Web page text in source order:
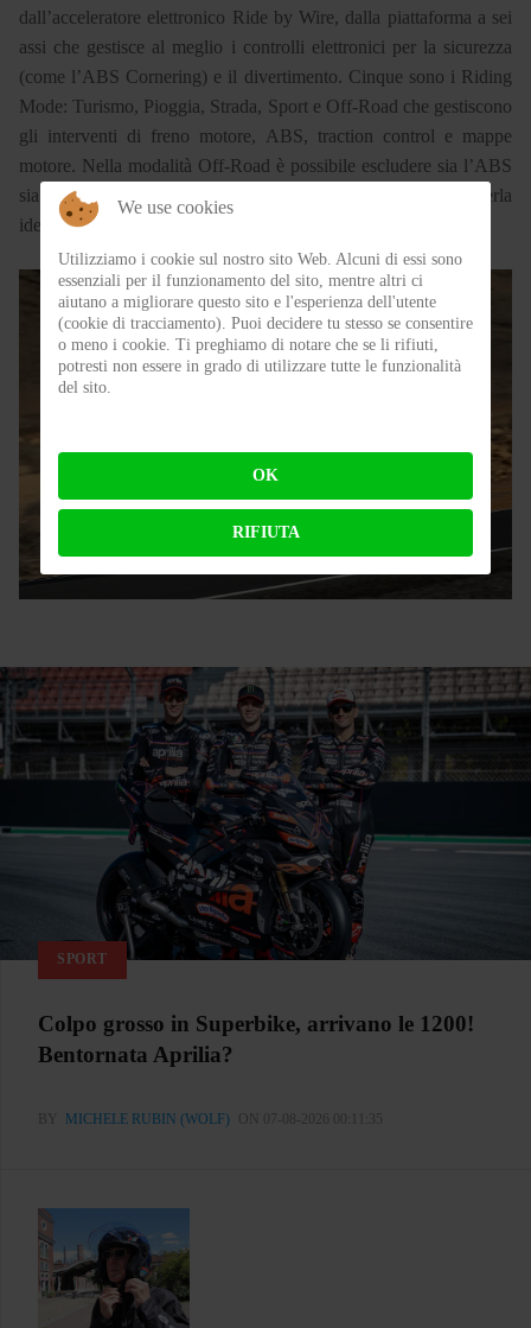
dall’acceleratore elettronico Ride by Wire, dalla piattaforma a sei
assi che gestisce al meglio i controlli elettronici per la sicurezza
(come l’ABS Cornering) e il divertimento. Cinque sono i Riding
Mode: Turismo, Pioggia, Strada, Sport e Off-Road che gestiscono
gli interventi di freno motore, ABS, traction control e mappe
motore. Nella modalità Off-Road è possibile escludere sia l’ABS
sia in traction control. Grande l’offerta di accessori per renderla
ideale alle proprie esigenze.
SPORT
Colpo grosso in Superbike, arrivano le 1200!
Bentornata Aprilia?
BY MICHELE RUBIN (WOLF) ON 07-08-2026 00:11:35
We use cookies
Utilizziamo i cookie sul nostro sito Web. Alcuni di essi sono
essenziali per il funzionamento del sito, mentre altri ci
aiutano a migliorare questo sito e l'esperienza dell'utente
(cookie di tracciamento). Puoi decidere tu stesso se consentire
o meno i cookie. Ti preghiamo di notare che se li rifiuti,
potresti non essere in grado di utilizzare tutte le funzionalità
del sito.
OK
RIFIUTA